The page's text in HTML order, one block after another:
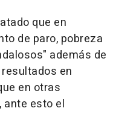
que en
de paro, pobreza
además de
en
en otras
ante esto el